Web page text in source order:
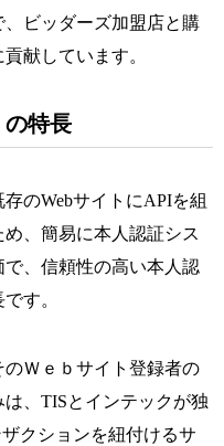
ビッダーズ加盟店と購
献しています。
の特長
のWebサイトにAPIを組
、簡易に本人認証シス
、信頼性の高い本人認
す。
Ｗｅｂサイト登録者の
、TISとインテックが独
クションを紐付けるサ